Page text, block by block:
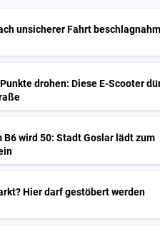
unsicherer Fahrt
drohen: Diese E-Scooter
wird 50: Stadt Goslar lädt zum
Hier darf gestöbert werden